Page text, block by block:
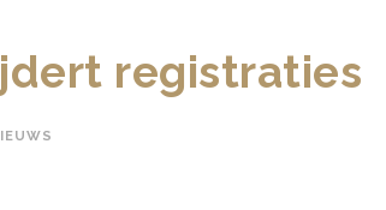
registraties